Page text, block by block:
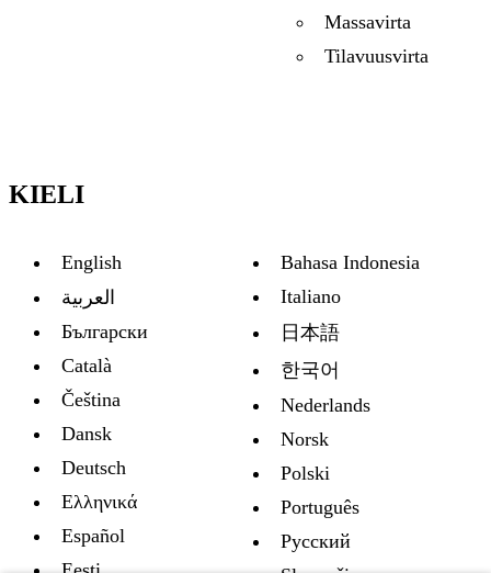
Massavirta
Tilavuusvirta
KIELI
English
العربية
Български
Català
Čeština
Dansk
Deutsch
Ελληνικά
Español
Bahasa Indonesia
Italiano
日本語
한국어
Nederlands
Norsk
Polski
Português
Русский